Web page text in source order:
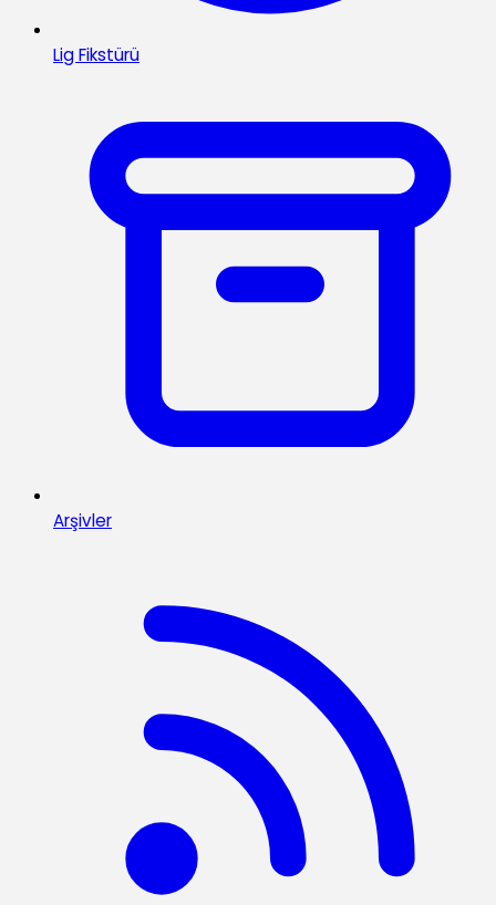
Lig Fikstürü
Arşivler